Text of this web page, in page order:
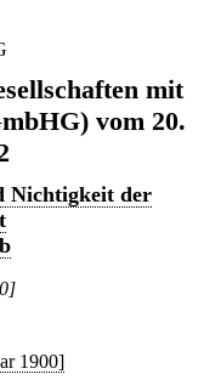
mit
vom 20.
Nichtigkeit der
1900]